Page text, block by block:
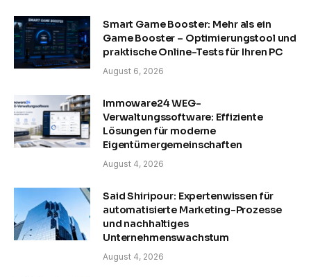
Smart Game Booster: Mehr als ein
Game Booster – Optimierungstool und
praktische Online-Tests für Ihren PC
August 6, 2026
Immoware24 WEG-
Verwaltungssoftware: Effiziente
Lösungen für moderne
Eigentümergemeinschaften
August 4, 2026
Said Shiripour: Expertenwissen für
automatisierte Marketing-Prozesse
und nachhaltiges
Unternehmenswachstum
August 4, 2026